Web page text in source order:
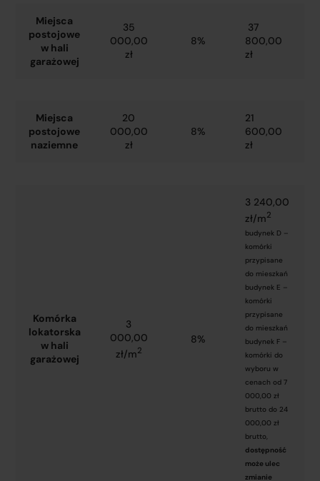
Miejsca
postojowe
w hali
garażowej
35
000,00
zł
8%
37
800,00
zł
Miejsca
postojowe
naziemne
20
000,00
zł
8%
21
600,00
zł
Komórka
lokatorska
w hali
garażowej
3
000,00
zł/m2
8%
3 240,00
zł/m2
budynek D –
komórki
przypisane
do mieszkań
budynek E –
komórki
przypisane
do mieszkań
budynek F –
komórki do
wyboru w
cenach od 7
000,00 zł
brutto do 24
000,00 zł
brutto,
dostępność
może ulec
zmianie